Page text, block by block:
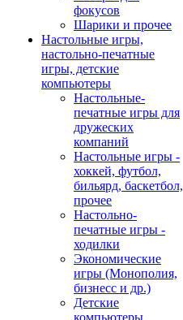
фокусов
Шарики и прочее
Настольные игры,
настольно-печатные
игры, детские
компьютеры
Настольные-
печатные игры для
дружеских
компаний
Настольные игры -
хоккей, футбол,
бильярд, баскетбол,
прочее
Настольно-
печатные игры -
ходилки
Экономические
игры (Монополия,
бизнесс и др.)
Детские
компьютеры